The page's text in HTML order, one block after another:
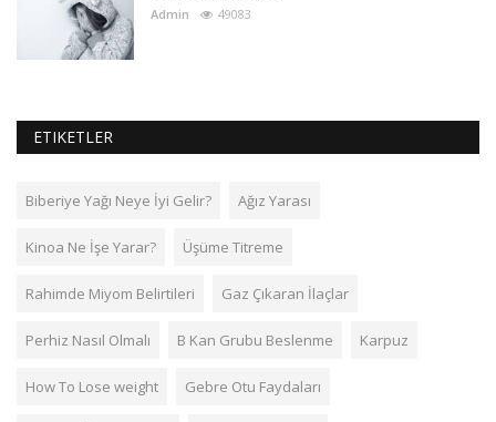
Admin 49083
ETIKETLER
Biberiye Yağı Neye İyi Gelir? Ağız Yarası
Kinoa Ne İşe Yarar? Üşüme Titreme
Rahimde Miyom Belirtileri Gaz Çıkaran İlaçlar
Perhiz Nasıl Olmalı B Kan Grubu Beslenme Karpuz
How To Lose weight Gebre Otu Faydaları